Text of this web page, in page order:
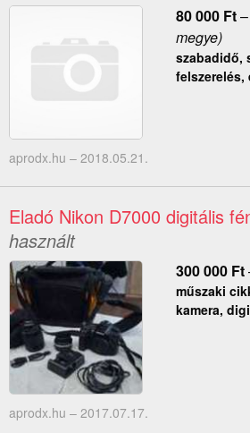
80 000 Ft–
megye)
szabadidő,
felszerelés,
aprodx.hu – 2018.05.21.
Eladó Nikon D7000 digitális
használt
300 000 Ft
műszaki
kamera,
aprodx.hu – 2017.07.17.